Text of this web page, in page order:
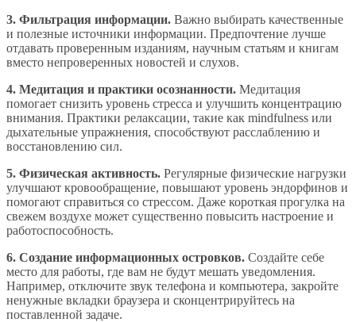
3. Фильтрация информации. Важно выбирать качественные
и полезные источники информации. Предпочтение лучше
отдавать проверенным изданиям, научным статьям и книгам
вместо непроверенных новостей и слухов.
4. Медитация и практики осознанности. Медитация
помогает снизить уровень стресса и улучшить концентрацию
внимания. Практики релаксации, такие как mindfulness или
дыхательные упражнения, способствуют расслаблению и
восстановлению сил.
5. Физическая активность. Регулярные физические нагрузки
улучшают кровообращение, повышают уровень эндорфинов и
помогают справиться со стрессом. Даже короткая прогулка на
свежем воздухе может существенно повысить настроение и
работоспособность.
6. Создание информационных островков. Создайте себе
место для работы, где вам не будут мешать уведомления.
Например, отключите звук телефона и компьютера, закройте
ненужные вкладки браузера и сконцентрируйтесь на
поставленной задаче.